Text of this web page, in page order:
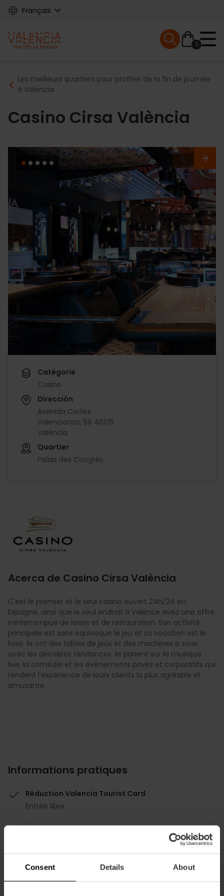
Consent Details About
Skip
content
Français
Main
navigation
0
Mobile menu
Breadcrumb
Les meilleurs quartiers pour profiter de la fin de journée
à Valencia
Casino Cirsa València
Catégorie
Casino
Dirección
Avenida Cortes
Valencianas, 59 46015
València
Quartier
Palais des Congrès
Acerca de Casino Cirsa València
Imagen
C'est le premier et le seul casino ouvert 24h/24 en
Espagne, ainsi que le seul endroit à Valence avec une offre
ininterrompue de loisirs et de restauration. Son activité
principale est sans équivoque le jeu et sa vocation est le
loisir. Ils ont des tables de jeux et des machines à sous
avec les dernières tendances. Ils parient sur la musique
live, la comédie et les événements privés et corporatifs qui
rendent l'expérience de leurs clients la plus agréable et
amusante.
Informations pratiques
Réduction Valencia Tourist Card
Entrée libre